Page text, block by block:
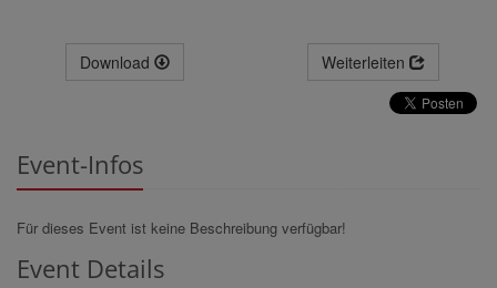
Download Weiterleiten
Event-Infos
Für dieses Event ist keine Beschreibung verfügbar!
Event Details